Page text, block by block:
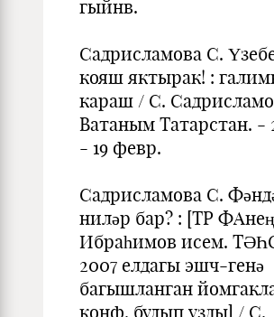
гыйнв.
Садрисламова С.
кояш яктырак! :
караш / С.
Ватаным Татарстан. -
- 19 февр.
Садрисламова С.
ниләр бар? : [ТР
Ибраһимов исем.
2007 елдагы эшч-генә
багышланган
конф. булып узды] / С.